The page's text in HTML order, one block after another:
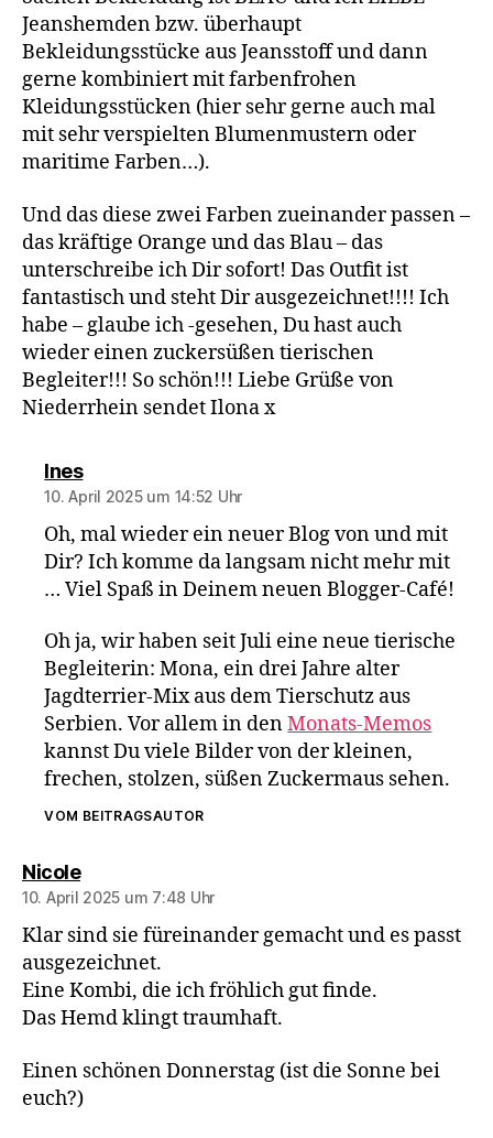
Jeanshemden bzw. überhaupt
Bekleidungsstücke aus Jeansstoff und dann
gerne kombiniert mit farbenfrohen
Kleidungsstücken (hier sehr gerne auch mal
mit sehr verspielten Blumenmustern oder
maritime Farben…).
Und das diese zwei Farben zueinander passen –
das kräftige Orange und das Blau – das
unterschreibe ich Dir sofort! Das Outfit ist
fantastisch und steht Dir ausgezeichnet!!!! Ich
habe – glaube ich -gesehen, Du hast auch
wieder einen zuckersüßen tierischen
Begleiter!!! So schön!!! Liebe Grüße von
Niederrhein sendet Ilona x
Inessagt:
10. April 2025 um 14:52 Uhr
Oh, mal wieder ein neuer Blog von und mit
Dir? Ich komme da langsam nicht mehr mit
… Viel Spaß in Deinem neuen Blogger-Café!
Oh ja, wir haben seit Juli eine neue tierische
Begleiterin: Mona, ein drei Jahre alter
Jagdterrier-Mix aus dem Tierschutz aus
Serbien. Vor allem in denMonats-Memos
kannst Du viele Bilder von der kleinen,
frechen, stolzen, süßen Zuckermaus sehen.
VOM BEITRAGSAUTOR
Nicolesagt:
10. April 2025 um 7:48 Uhr
Klar sind sie füreinander gemacht und es passt
ausgezeichnet.
Eine Kombi, die ich fröhlich gut finde.
Das Hemd klingt traumhaft.
Einen schönen Donnerstag (ist die Sonne bei
euch?)